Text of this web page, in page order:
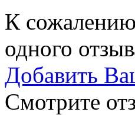
К
одного
Добавить
Смотрите